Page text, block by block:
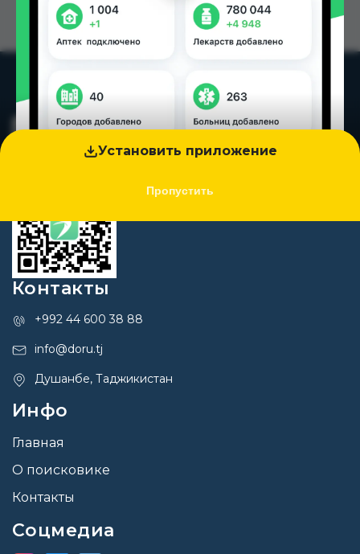
Установить приложение
Пропустить
Контакты
+992 44 600 38 88
info@doru.tj
Душанбе, Таджикистан
Инфо
Главная
О поисковике
Контакты
Соцмедиа